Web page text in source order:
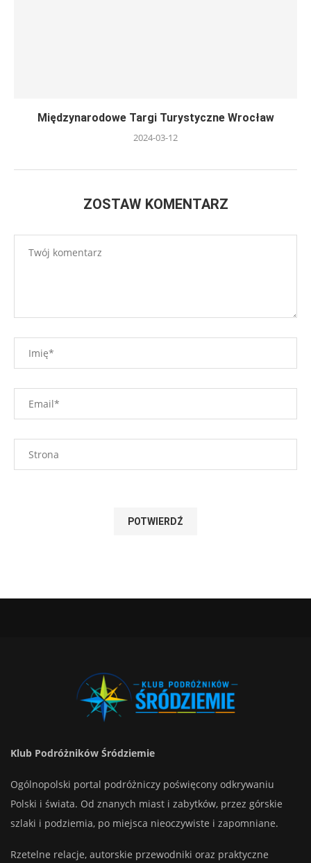
Międzynarodowe Targi Turystyczne Wrocław
2024-03-12
ZOSTAW KOMENTARZ
Klub Podróżników Śródziemie
Ogólnopolski portal podróżniczy poświęcony odkrywaniu
Polski i świata. Od znanych miast i zabytków, przez górskie
szlaki i podziemia, po miejsca nieoczywiste i zapomniane.
Rzetelne relacje, autorskie przewodniki oraz praktyczne